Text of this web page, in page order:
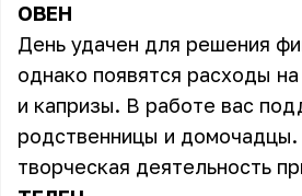
ОВЕН
День удачен для решения
однако появятся расходы
и капризы. В работе вас
родственницы и домочадцы.
творческая деятельность